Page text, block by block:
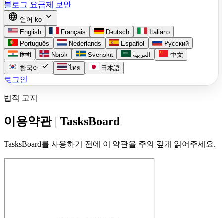
블로그 요금제 보안
language 언어 ko expand_more
English Français Deutsch
Italiano
Português
Nederlands Español
Русский
हिन्दी
Norsk Svenska العربية
中文
한국어 check ไทย 日本語
로그인
법적 고지
이용약관 | TasksBoard
TasksBoard를 사용하기 전에 이 약관을 주의 깊게 읽어주세요.